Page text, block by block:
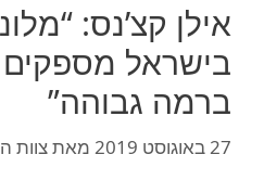
אילן קצ’נס:
בישראל מספקים
ברמה גבוהה”
27 באוגוסט 2019 מאתצוות